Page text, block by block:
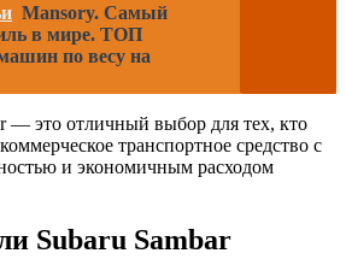
Mansory. Самый
в мире. ТОП
по весу на
— это отличный выбор для тех, кто
транспортное средство с
и экономичным расходом
Subaru Sambar